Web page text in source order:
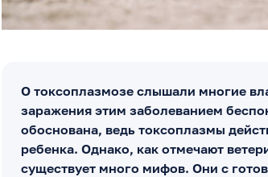
О токсоплазмозе слышали многие
заражения этим заболеванием
обоснована, ведь токсоплазмы
ребенка. Однако, как отмечают
существует много мифов. Они с